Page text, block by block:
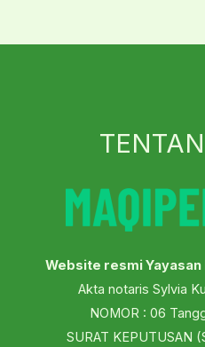
Website resmi
Akta notaris Sylvia
NOMOR : 06
SURAT KEPUTUSAN